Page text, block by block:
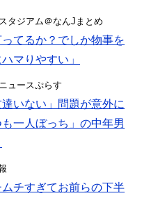
タジアム＠なんJまとめ
てるか？でしか物事を
マりやすい」
ュースぷらす
いない」問題が意外に
一人ぼっち」の中年男
ムチすぎてお前らの下半